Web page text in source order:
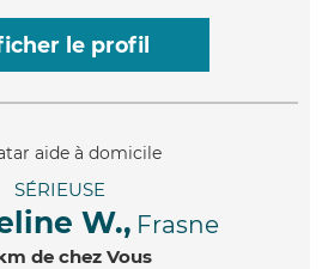
le profil
SÉRIEUSE
W., Frasne
de chez Vous